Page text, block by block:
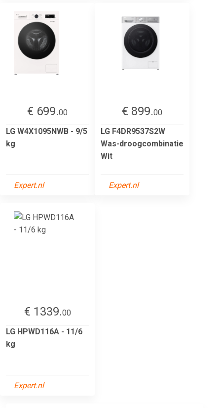
€ 699.00
LG W4X1095NWB - 9/5
kg
Expert.nl
€ 899.00
LG F4DR9537S2W
Was-droogcombinatie
Wit
Expert.nl
€ 1339.00
LG HPWD116A - 11/6
kg
Expert.nl